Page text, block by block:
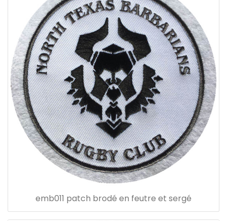
emb011 patch brodé en feutre et sergé